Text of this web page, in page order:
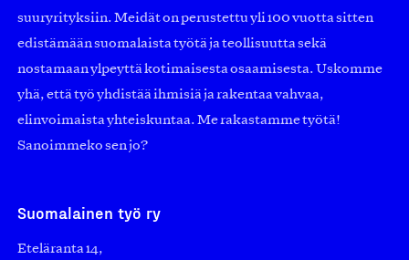
suuryrityksiin. Meidät on perustettu yli 100 vuotta sitten
edistämään suomalaista työtä ja teollisuutta sekä
nostamaan ylpeyttä kotimaisesta osaamisesta. Uskomme
yhä, että työ yhdistää ihmisiä ja rakentaa vahvaa,
elinvoimaista yhteiskuntaa. Me rakastamme työtä!
Sanoimmeko sen jo?
Suomalainen työ ry
Eteläranta 14,